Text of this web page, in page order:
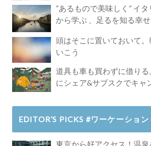
“あるもので美味しく” イ
から学ぶ 、足るを知る幸
頭はそこに置いておいて
いこう
道具も車も買わずに借り
にシェア&サブスクでキャ
EDITOR’S PICKS #ワーケーション
東京から好アクセス！温